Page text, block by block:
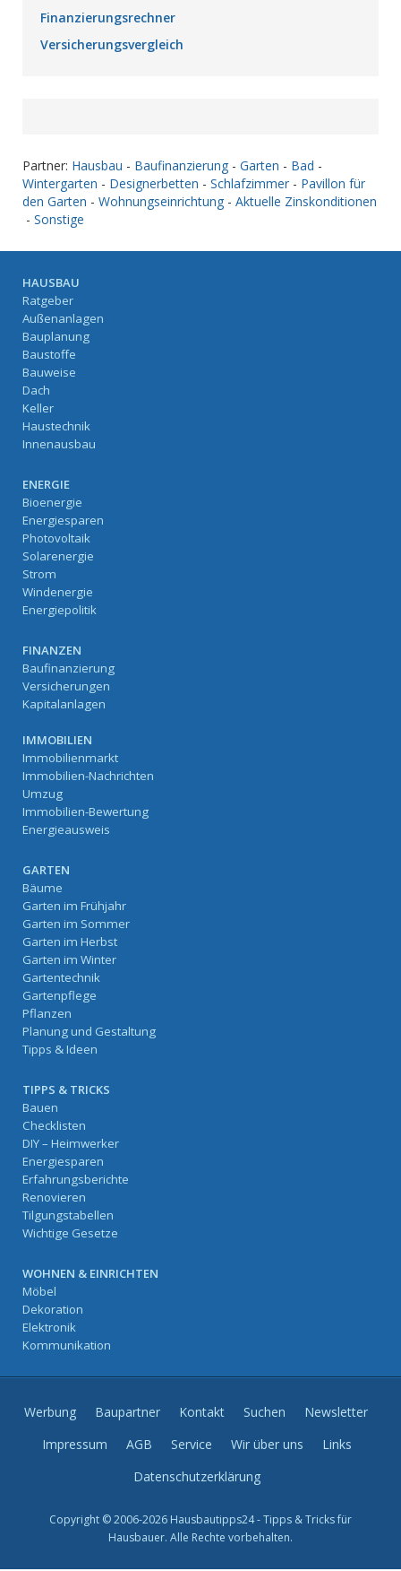
Finanzierungsrechner
Versicherungsvergleich
Partner: Hausbau - Baufinanzierung - Garten - Bad -
Wintergarten - Designerbetten - Schlafzimmer - Pavillon für
den Garten - Wohnungseinrichtung - Aktuelle Zinskonditionen
- Sonstige
HAUSBAU
Ratgeber
Außenanlagen
Bauplanung
Baustoffe
Bauweise
Dach
Keller
Haustechnik
Innenausbau
ENERGIE
Bioenergie
Energiesparen
Photovoltaik
Solarenergie
Strom
Windenergie
Energiepolitik
FINANZEN
Baufinanzierung
Versicherungen
Kapitalanlagen
IMMOBILIEN
Immobilienmarkt
Immobilien-Nachrichten
Umzug
Immobilien-Bewertung
Energieausweis
GARTEN
Bäume
Garten im Frühjahr
Garten im Sommer
Garten im Herbst
Garten im Winter
Gartentechnik
Gartenpflege
Pflanzen
Planung und Gestaltung
Tipps & Ideen
TIPPS & TRICKS
Bauen
Checklisten
DIY – Heimwerker
Energiesparen
Erfahrungsberichte
Renovieren
Tilgungstabellen
Wichtige Gesetze
WOHNEN & EINRICHTEN
Möbel
Dekoration
Elektronik
Kommunikation
Werbung Baupartner Kontakt Suchen
Newsletter
Impressum
AGB Service Wir über uns
Links
Datenschutzerklärung
Copyright © 2006-2026 Hausbautipps24 - Tipps & Tricks für
Hausbauer. Alle Rechte vorbehalten.